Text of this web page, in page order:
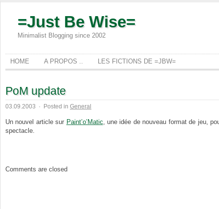
=Just Be Wise=
Minimalist Blogging since 2002
HOME A PROPOS .. LES FICTIONS DE =JBW=
PoM update
03.09.2003 · Posted in General
Un nouvel article sur Paint’o’Matic, une idée de nouveau format de jeu,
spectacle.
Comments are closed